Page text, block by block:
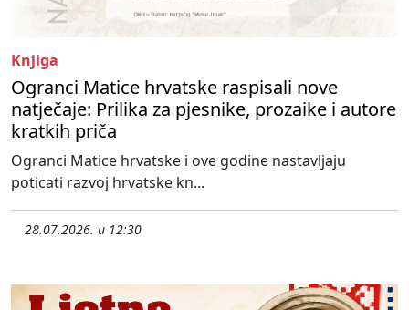
Knjiga
Ogranci Matice hrvatske raspisali nove
natječaje: Prilika za pjesnike, prozaike i autore
kratkih priča
Ogranci Matice hrvatske i ove godine nastavljaju
poticati razvoj hrvatske kn...
28.07.2026. u 12:30